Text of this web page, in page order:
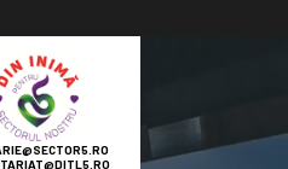
SECTOR
5